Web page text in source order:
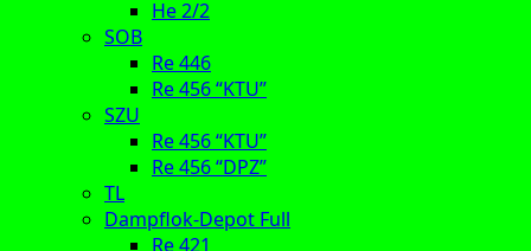
He 2/2
SOB
Re 446
Re 456 “KTU”
SZU
Re 456 “KTU”
Re 456 “DPZ”
TL
Dampflok-Depot Full
Re 421